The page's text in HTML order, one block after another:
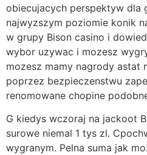
obiecujacych perspektyw dla
najwyzszym poziomie konik
w grupy Bison casino i
wybor uzywac i mozesz
mozesz mamy nagrody astat
poprzez bezpieczenstwu
renomowane chopine
G kiedys wczoraj na jackoot
surowe niemal 1 tys zl.
wygranym. Pelna suma jak